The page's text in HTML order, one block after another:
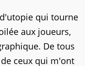
qui tourne
aux joueurs,
De tous
ceux qui m'ont